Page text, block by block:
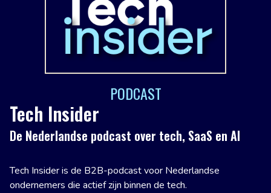
PODCAST
Tech Insider
De Nederlandse podcast over tech, SaaS en AI
Tech Insider is de B2B-podcast voor Nederlandse
ondernemers die actief zijn binnen de tech.